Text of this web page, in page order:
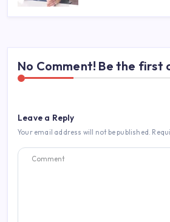
No Comment! Be the first
Leave a Reply
Your email address will not be published.